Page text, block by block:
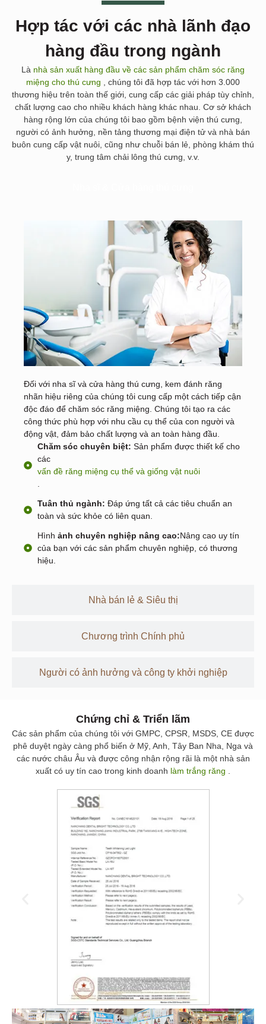
Hợp tác với các nhà lãnh đạo
hàng đầu trong ngành
Là nhà sản xuất hàng đầu về các sản phẩm chăm sóc răng
miệng cho thú cưng , chúng tôi đã hợp tác với hơn 3.000
thương hiệu trên toàn thế giới, cung cấp các giải pháp tùy chỉnh,
chất lượng cao cho nhiều khách hàng khác nhau. Cơ sở khách
hàng rộng lớn của chúng tôi bao gồm bệnh viện thú cưng,
người có ảnh hưởng, nền tảng thương mại điện tử và nhà bán
buôn cung cấp vật nuôi, cũng như chuỗi bán lẻ, phòng khám thú
y, trung tâm chải lông thú cưng, v.v.
Nhà bán lẻ & Siêu thị
Chương trình Chính phủ
Người có ảnh hưởng và công ty khởi nghiệp
Đối với nha sĩ và cửa hàng thú cưng, kem đánh răng
nhãn hiệu riêng của chúng tôi cung cấp một cách tiếp cận
độc đáo để chăm sóc răng miệng. Chúng tôi tạo ra các
công thức phù hợp với nhu cầu cụ thể của con người và
động vật, đảm bảo chất lượng và an toàn hàng đầu.
Chăm sóc chuyên biệt: Sản phẩm được thiết kế cho
các
vấn đề răng miệng cụ thể và giống vật nuôi
Tuân thủ ngành: Đáp ứng tất cả các tiêu chuẩn an
toàn và sức khỏe có liên quan.
Hình ảnh chuyên nghiệp nâng cao:Nâng cao uy tín
của bạn với các sản phẩm chuyên nghiệp, có thương
hiệu.
Chứng chỉ & Triển lãm
Các sản phẩm của chúng tôi với GMPC, CPSR, MSDS, CE được
phê duyệt ngày càng phổ biến ở Mỹ, Anh, Tây Ban Nha, Nga và
các nước châu Âu và được công nhận rộng rãi là một nhà sản
xuất có uy tín cao trong kinh doanh làm trắng răng